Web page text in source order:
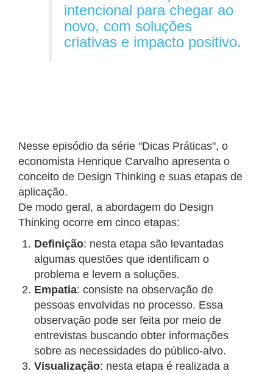
intencional para chegar ao
novo, com soluções
criativas e impacto positivo.
Nesse episódio da série "Dicas Práticas", o
economista Henrique Carvalho apresenta o
conceito de Design Thinking e suas etapas de
aplicação.
De modo geral, a abordagem do Design
Thinking ocorre em cinco etapas:
Definição: nesta etapa são levantadas
algumas questões que identificam o
problema e levem a soluções.
Empatia: consiste na observação de
pessoas envolvidas no processo. Essa
observação pode ser feita por meio de
entrevistas buscando obter informações
sobre as necessidades do público-alvo.
Visualização: nesta etapa é realizada a